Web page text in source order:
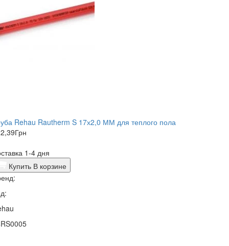
Rehau Rautherm S 17х2,0 ММ для теплого пола
Грн
1-4 дня
Купить В корзине